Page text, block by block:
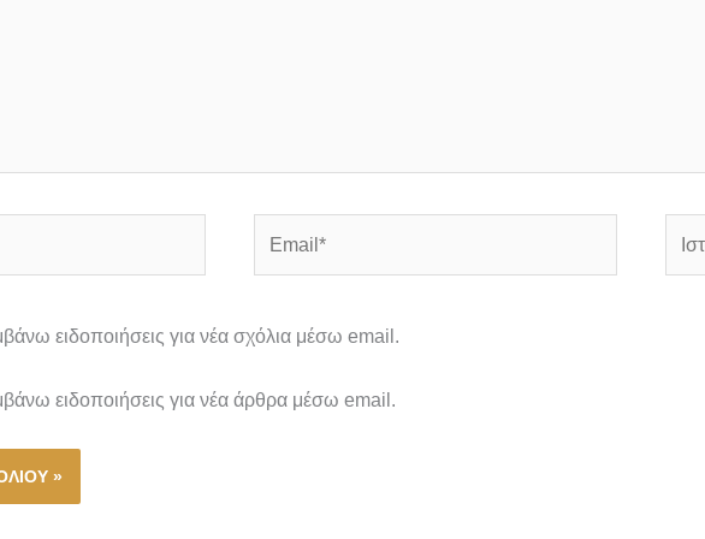
ειδοποιήσεις για νέα σχόλια μέσω email.
ειδοποιήσεις για νέα άρθρα μέσω email.